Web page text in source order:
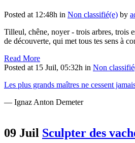
Posted at 12:48h in Non classifié(e) by
Tilleul, chêne, noyer - trois arbres, trois
de découverte, qui met tous tes sens à
Read More
Posted at 15 Juil, 05:32h in Non
Les plus grands maîtres ne cessent
— Ignaz Anton Demeter
09 Juil Sculpter des